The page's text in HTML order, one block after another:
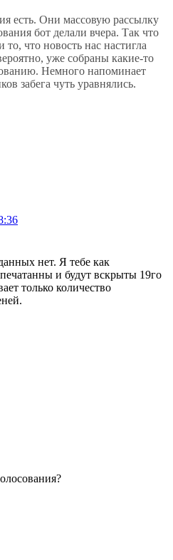
есть. Они массовую рассылку
бот делали вчера. Так что
что новость нас настигла
уже собраны какие-то
Немного напоминает
забега чуть уравнялись.
нет. Я тебе как
и будут вскрыты 19го
только количество